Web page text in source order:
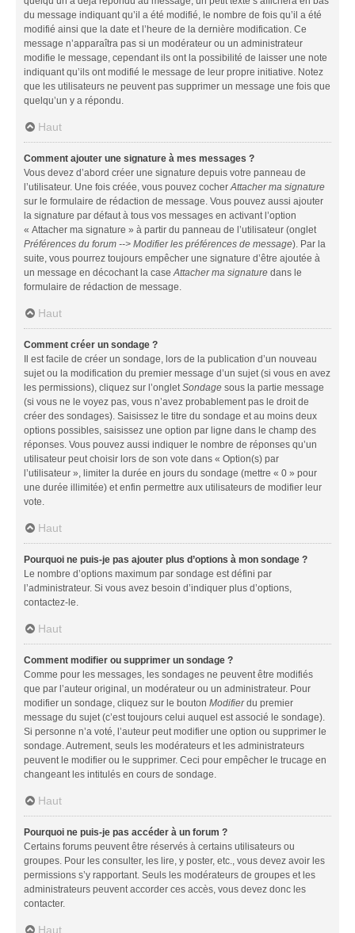
du message indiquant qu’il a été modifié, le nombre de fois qu’il a été
modifié ainsi que la date et l’heure de la dernière modification. Ce
message n’apparaîtra pas si un modérateur ou un administrateur
modifie le message, cependant ils ont la possibilité de laisser une note
indiquant qu’ils ont modifié le message de leur propre initiative. Notez
que les utilisateurs ne peuvent pas supprimer un message une fois que
quelqu’un y a répondu.
Haut
Comment ajouter une signature à mes messages ?
Vous devez d’abord créer une signature depuis votre panneau de
l’utilisateur. Une fois créée, vous pouvez cocherAttacher ma signature
sur le formulaire de rédaction de message. Vous pouvez aussi ajouter
la signature par défaut à tous vos messages en activant l’option
« Attacher ma signature » à partir du panneau de l’utilisateur (onglet
Préférences du forum --> Modifier les préférences de message). Par la
suite, vous pourrez toujours empêcher une signature d’être ajoutée à
un message en décochant la caseAttacher ma signature dans le
formulaire de rédaction de message.
Haut
Comment créer un sondage ?
Il est facile de créer un sondage, lors de la publication d’un nouveau
sujet ou la modification du premier message d’un sujet (si vous en avez
les permissions), cliquez sur l’ongletSondage sous la partie message
(si vous ne le voyez pas, vous n’avez probablement pas le droit de
créer des sondages). Saisissez le titre du sondage et au moins deux
options possibles, saisissez une option par ligne dans le champ des
réponses. Vous pouvez aussi indiquer le nombre de réponses qu’un
utilisateur peut choisir lors de son vote dans « Option(s) par
l’utilisateur », limiter la durée en jours du sondage (mettre « 0 » pour
une durée illimitée) et enfin permettre aux utilisateurs de modifier leur
vote.
Haut
Pourquoi ne puis-je pas ajouter plus d’options à mon sondage ?
Le nombre d’options maximum par sondage est défini par
l’administrateur. Si vous avez besoin d’indiquer plus d’options,
contactez-le.
Haut
Comment modifier ou supprimer un sondage ?
Comme pour les messages, les sondages ne peuvent être modifiés
que par l’auteur original, un modérateur ou un administrateur. Pour
modifier un sondage, cliquez sur le bouton Modifierdu premier
message du sujet (c’est toujours celui auquel est associé le sondage).
Si personne n’a voté, l’auteur peut modifier une option ou supprimer le
sondage. Autrement, seuls les modérateurs et les administrateurs
peuvent le modifier ou le supprimer. Ceci pour empêcher le trucage en
changeant les intitulés en cours de sondage.
Haut
Pourquoi ne puis-je pas accéder à un forum ?
Certains forums peuvent être réservés à certains utilisateurs ou
groupes. Pour les consulter, les lire, y poster, etc., vous devez avoir les
permissions s’y rapportant. Seuls les modérateurs de groupes et les
administrateurs peuvent accorder ces accès, vous devez donc les
contacter.
Haut